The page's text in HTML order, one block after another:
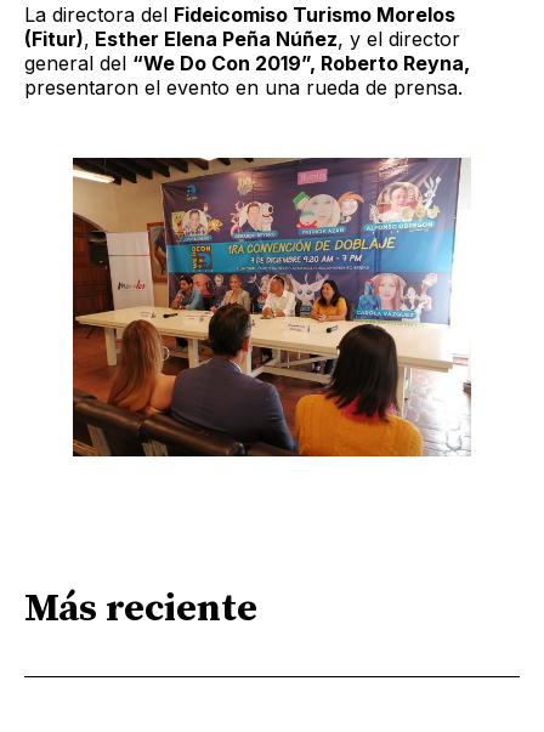
La directora del Fideicomiso Turismo Morelos
(Fitur), Esther Elena Peña Núñez, y el director
general del “We Do Con 2019”, Roberto Reyna,
presentaron el evento en una rueda de prensa.
Más reciente